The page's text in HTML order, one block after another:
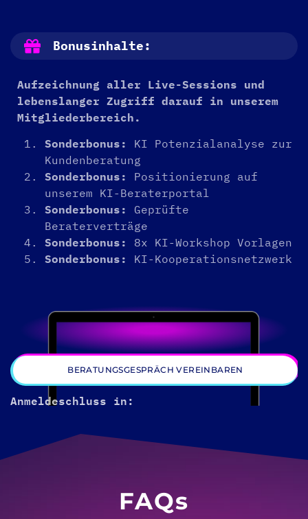
Bonusinhalte:
Aufzeichnung aller Live-Sessions und
lebenslanger Zugriff darauf in unserem
Mitgliederbereich.
Sonderbonus:
KI Potenzialanalyse zur
Kundenberatung
Sonderbonus:
Positionierung auf
unserem KI-Beraterportal
Sonderbonus:
Geprüfte
Beraterverträge
Sonderbonus:
8x KI-Workshop Vorlagen
Sonderbonus:
KI-Kooperationsnetzwerk
BERATUNGSGESPRÄCH VEREINBAREN
Anmeldeschluss in:
FAQs